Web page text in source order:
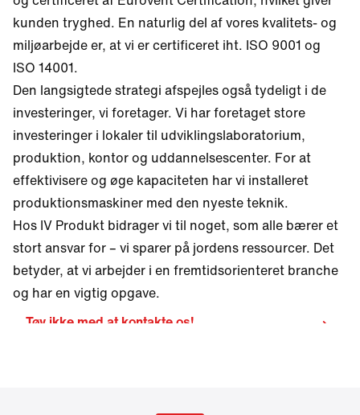
kunden tryghed. En naturlig del af vores kvalitets- og
miljøarbejde er, at vi er certificeret iht. ISO 9001 og
ISO 14001.
Den langsigtede strategi afspejles også tydeligt i de
investeringer, vi foretager. Vi har foretaget store
investeringer i lokaler til udviklingslaboratorium,
produktion, kontor og uddannelsescenter. For at
effektivisere og øge kapaciteten har vi installeret
produktionsmaskiner med den nyeste teknik.
Hos IV Produkt bidrager vi til noget, som alle bærer et
stort ansvar for – vi sparer på jordens ressourcer. Det
betyder, at vi arbejder i en fremtidsorienteret branche
og har en vigtig opgave.
Tøv ikke med at kontakte os!